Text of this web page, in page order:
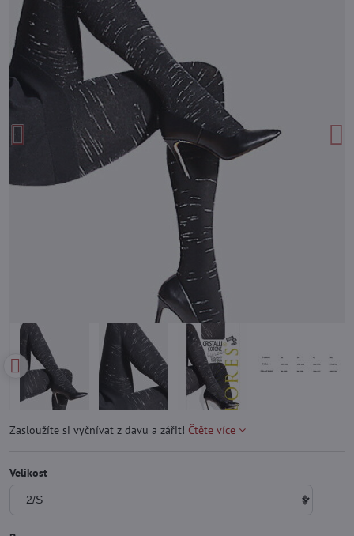
Zasloužíte si vyčnívat z davu a zářit! Čtěte více
Velikost